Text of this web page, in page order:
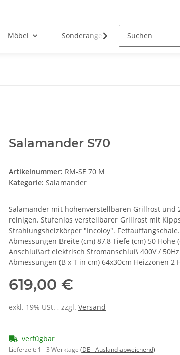
Möbel Sonderangebote
Salamander S70
Artikelnummer: RM-SE 70 M
Kategorie: Salamander
Salamander mit höhenverstellbaren Grillrost und
reinigen. Stufenlos verstellbarer Grillrost mit
Strahlungsheizkörper "Incoloy".
Abmessungen Breite (cm) 87,8 Tiefe (cm) 50 Höhe
Anschlußart elektrisch Stromanschluß 400V /
Abmessungen (B x T in cm) 64x30cm Heizzonen
619,00 €
exkl. 19% USt. , zzgl. Versand
verfügbar
Lieferzeit: 1 - 3 Werktage (DE - Ausland abweichend)